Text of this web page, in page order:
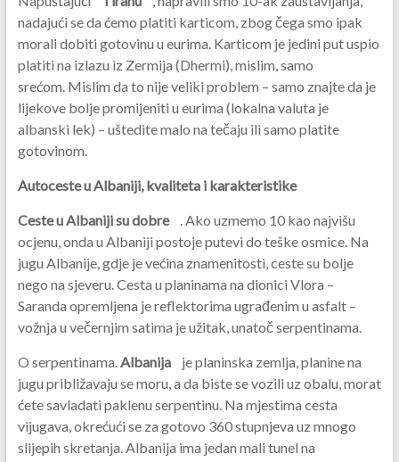
nadajući se da ćemo platiti karticom, zbog čega smo ipak
morali dobiti gotovinu u eurima. Karticom je jedini put uspio
platiti na izlazu iz Zermija (Dhermi), mislim, samo
srećom. Mislim da to nije veliki problem – samo znajte da je
lijekove bolje promijeniti u eurima (lokalna valuta je
albanski lek) – uštedite malo na tečaju ili samo platite
gotovinom.
Autoceste u Albaniji, kvaliteta i karakteristike
Ceste u Albaniji su dobre. Ako uzmemo 10 kao najvišu
ocjenu, onda u Albaniji postoje putevi do teške osmice. Na
jugu Albanije, gdje je većina znamenitosti, ceste su bolje
nego na sjeveru. Cesta u planinama na dionici Vlora –
Saranda opremljena je reflektorima ugrađenim u asfalt –
vožnja u večernjim satima je užitak, unatoč serpentinama.
O serpentinama.Albanijaje planinska zemlja, planine na
jugu približavaju se moru, a da biste se vozili uz obalu, morat
ćete savladati paklenu serpentinu. Na mjestima cesta
vijugava, okrećući se za gotovo 360 stupnjeva uz mnogo
slijepih skretanja. Albanija ima jedan mali tunel na